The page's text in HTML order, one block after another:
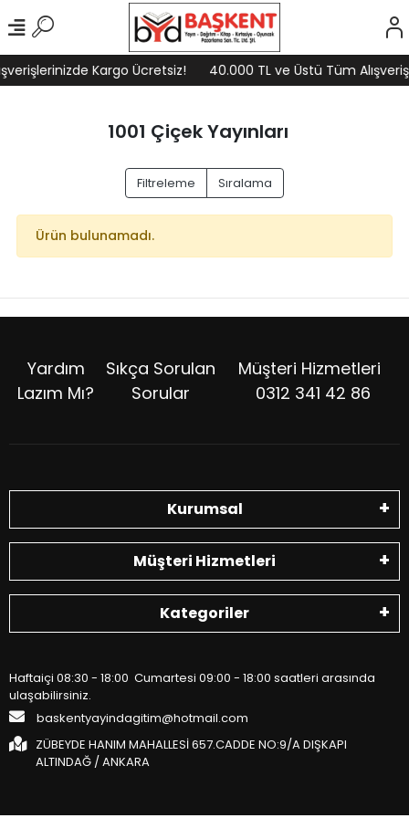
Kargo Ücretsiz! 40.000 TL ve Üstü Tüm
1001 Çiçek Yayınları
Filtreleme Sıralama
Ürün bulunamadı.
Yardım
Lazım Mı?
Sıkça Sorulan
Sorular
Müşteri Hizmetleri
0312 341 42 86
Kurumsal
Müşteri Hizmetleri
Kategoriler
Haftaiçi 08:30 - 18:00 Cumartesi 09:00 - 18:00 saatleri arasında
ulaşabilirsiniz.
baskentyayindagitim@hotmail.com
ZÜBEYDE HANIM MAHALLESİ 657.CADDE NO:9/A DIŞKAPI
ALTINDAĞ / ANKARA